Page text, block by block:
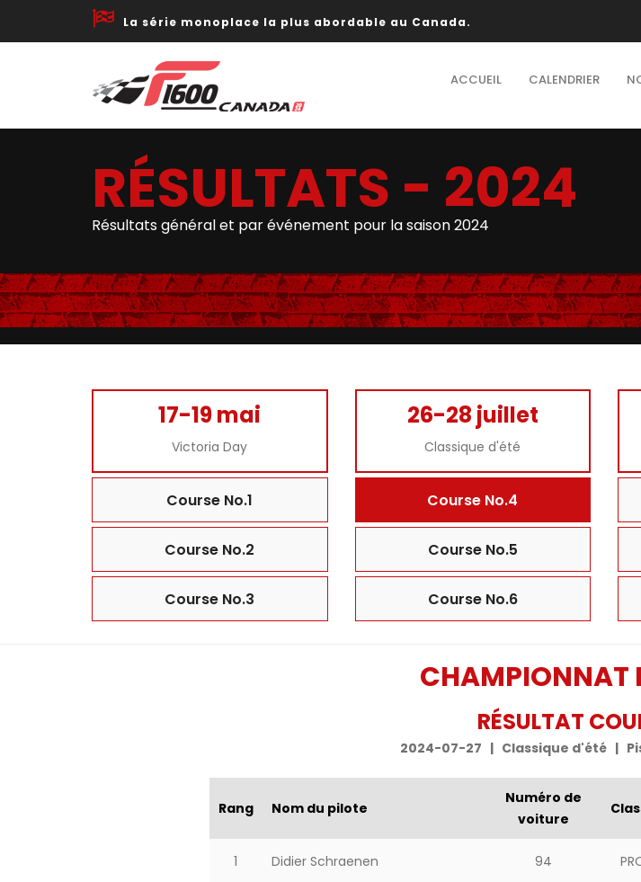
La série monoplace la plus abordable au Canada.
ACCUEIL CALENDRIER
RÉSULTATS - 2024
Résultats général et par événement pour la saison 2024
17-19 mai
Victoria Day
Course No.1
Course No.2
Course No.3
26-28 juillet
Classique d'été
Course No.4
Course No.5
Course No.6
CHAMPIONNAT
RÉSULTAT
2024-07-27 | Classique d'été |
Rang Nom du pilote
Numéro de
voiture
1 Didier Schraenen 94